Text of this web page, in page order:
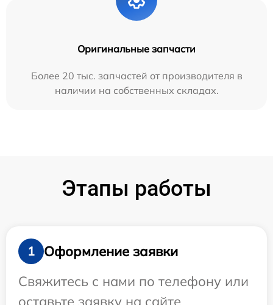
Оригинальные запчасти
Более 20 тыс. запчастей от производителя в
наличии на собственных складах.
Этапы работы
1
Оформление заявки
Свяжитесь с нами по телефону или
оставьте заявку на сайте